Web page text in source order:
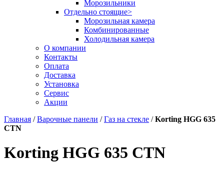
Морозильники
Отдельно стоящие>
Морозильная камера
Комбинированные
Холодильная камера
О компании
Контакты
Оплата
Доставка
Установка
Сервис
Акции
Главная /Варочные панели /Газ на стекле /Korting HGG 635
CTN
Korting HGG 635 CTN